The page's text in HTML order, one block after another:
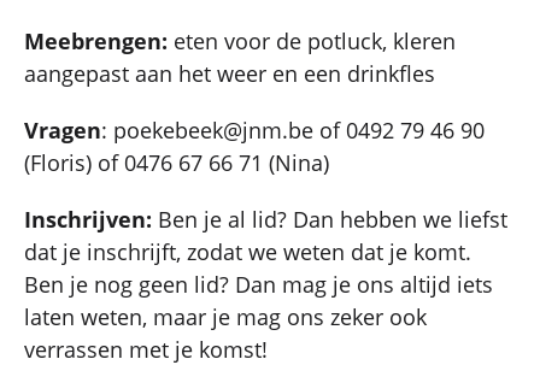
Meebrengen: eten voor de potluck, kleren
aangepast aan het weer en een drinkfles
Vragen: poekebeek@jnm.be of 0492 79 46 90
(Floris) of 0476 67 66 71 (Nina)
Inschrijven: Ben je al lid? Dan hebben we liefst
dat je inschrijft, zodat we weten dat je komt.
Ben je nog geen lid? Dan mag je ons altijd iets
laten weten, maar je mag ons zeker ook
verrassen met je komst!